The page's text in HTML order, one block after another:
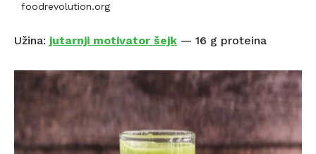
foodrevolution.org
Užina: jutarnji motivator šejk — 16 g proteina